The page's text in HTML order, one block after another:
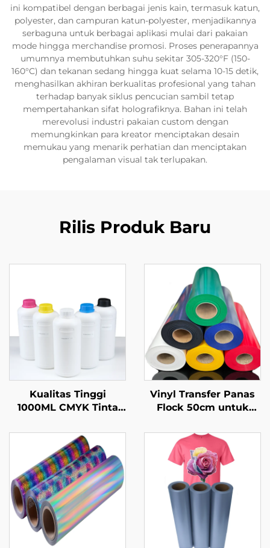
ini kompatibel dengan berbagai jenis kain, termasuk katun,
polyester, dan campuran katun-polyester, menjadikannya
serbaguna untuk berbagai aplikasi mulai dari pakaian
mode hingga merchandise promosi. Proses penerapannya
umumnya membutuhkan suhu sekitar 305-320°F (150-
160°C) dan tekanan sedang hingga kuat selama 10-15 detik,
menghasilkan akhiran berkualitas profesional yang tahan
terhadap banyak siklus pencucian sambil tetap
mempertahankan sifat holografiknya. Bahan ini telah
merevolusi industri pakaian custom dengan
memungkinkan para kreator menciptakan desain
memukau yang menarik perhatian dan menciptakan
pengalaman visual tak terlupakan.
Rilis Produk Baru
Kualitas Tinggi
1000ML CMYK Tinta
Transfer Panas untuk
Printer DTF Epson
I3200 I1600 Xp600 1390
4720 Tx800 Head
Vinyl Transfer Panas
Flock 50cm untuk